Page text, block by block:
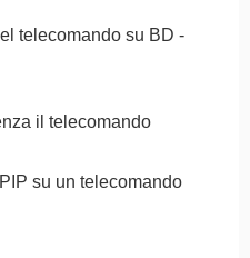
telecomando su BD -
il telecomando
su un telecomando